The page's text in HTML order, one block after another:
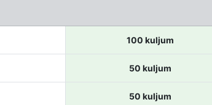
100 kuljum
50 kuljum
50 kuljum